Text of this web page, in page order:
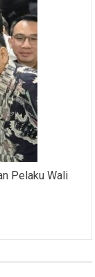
Pelaku Wali